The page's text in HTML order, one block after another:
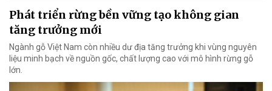
Phát triển rừng bền vững tạo không gian
tăng trưởng mới
Ngành gỗ Việt Nam còn nhiều dư địa tăng trưởng khi vùng nguyên
liệu minh bạch về nguồn gốc, chất lượng cao với mô hình rừng gỗ
lớn.